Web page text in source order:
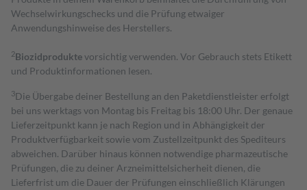
Wechselwirkungschecks und die Prüfung etwaiger
Anwendungshinweise des Herstellers.
2Biozidproduktevorsichtig verwenden. Vor Gebrauch stets Etikett
und Produktinformationen lesen.
3Die Übergabe deiner Bestellung an den Paketdienstleister erfolgt
bei uns werktags von Montag bis Freitag bis 18:00 Uhr. Der genaue
Lieferzeitpunkt kann je nach Region und in Abhängigkeit der
Produktverfügbarkeit sowie vom Zustellzeitpunkt des Spediteurs
abweichen. Darüber hinaus können notwendige pharmazeutische
Prüfungen, die zu deiner Arzneimittelsicherheit dienen, die
Lieferfrist um die Dauer der Prüfungen einschließlich Klärungen